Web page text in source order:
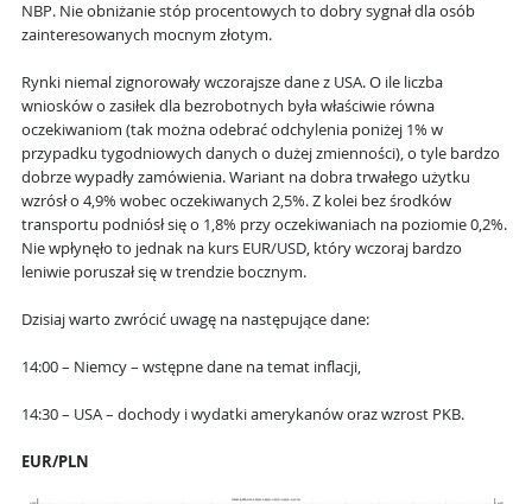
NBP. Nie obniżanie stóp procentowych to dobry sygnał dla osób
zainteresowanych mocnym złotym.
Rynki niemal zignorowały wczorajsze dane z USA. O ile liczba
wniosków o zasiłek dla bezrobotnych była właściwie równa
oczekiwaniom (tak można odebrać odchylenia poniżej 1% w
przypadku tygodniowych danych o dużej zmienności), o tyle bardzo
dobrze wypadły zamówienia. Wariant na dobra trwałego użytku
wzrósł o 4,9% wobec oczekiwanych 2,5%. Z kolei bez środków
transportu podniósł się o 1,8% przy oczekiwaniach na poziomie 0,2%.
Nie wpłynęło to jednak na kurs EUR/USD, który wczoraj bardzo
leniwie poruszał się w trendzie bocznym.
Dzisiaj warto zwrócić uwagę na następujące dane:
14:00 – Niemcy – wstępne dane na temat inflacji,
14:30 – USA – dochody i wydatki amerykanów oraz wzrost PKB.
EUR/PLN